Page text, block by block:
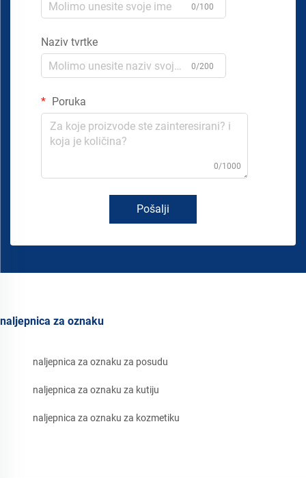
0/100
Naziv tvrtke
0/200
Poruka
0/1000
Pošalji
naljepnica za oznaku
naljepnica za oznaku za posudu
naljepnica za oznaku za kutiju
naljepnica za oznaku za kozmetiku